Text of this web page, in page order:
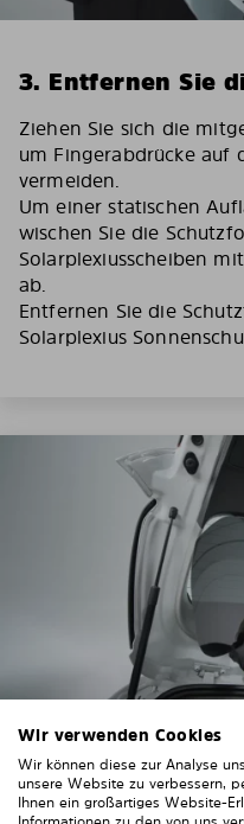
3. Entfernen Sie
Ziehen Sie sich die
um Fingerabdrücke auf
vermeiden.
Um einer statischen
wischen Sie die
Solarplexiusscheiben
ab.
Entfernen Sie die
Solarplexius
4. Platzieren Sie
Wir verwenden Cookies
Wir können diese zur Analyse
unsere Website zu verbessern,
Ihnen ein großartiges Website-